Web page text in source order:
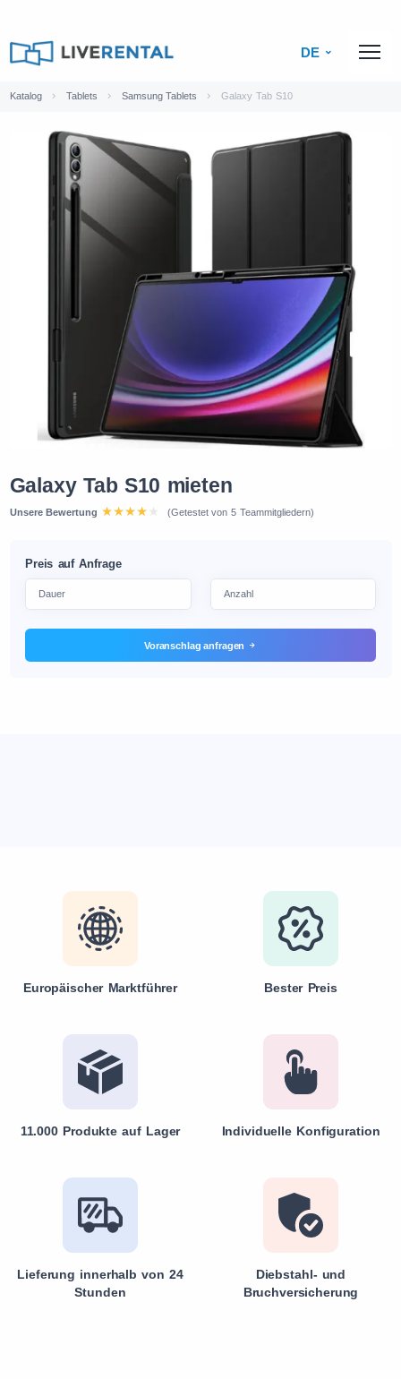
DE
Katalog Tablets Samsung Tablets Galaxy Tab S10
Galaxy Tab S10 mieten
Unsere Bewertung (Getestet von 5 Teammitgliedern)
Preis auf Anfrage
Voranschlag anfragen
Europäischer Marktführer Bester Preis
11.000 Produkte auf Lager Individuelle Konfiguration
Lieferung innerhalb von 24
Stunden
Diebstahl- und
Bruchversicherung